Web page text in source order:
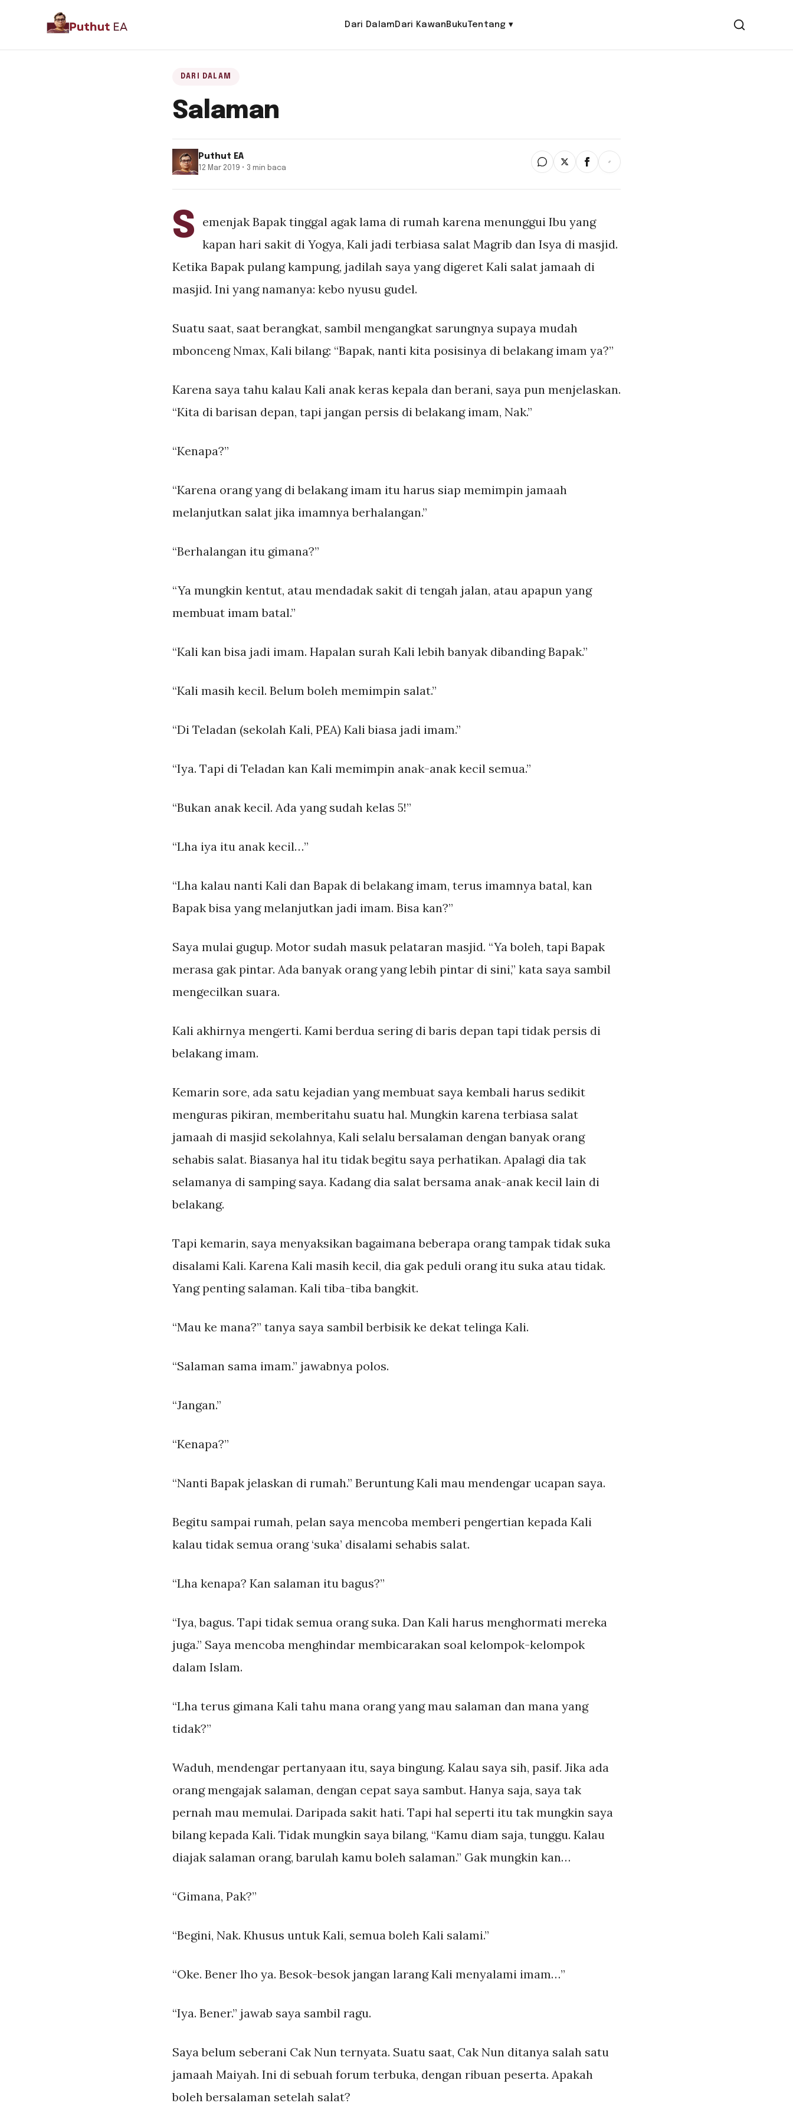
Dari DalamDari KawanBukuTentang▾
DARI DALAM
Salaman
Puthut EA
12 Mar 2019 • 3 min baca
S emenjak Bapak tinggal agak lama di rumah karena menunggui Ibu yang
kapan hari sakit di Yogya, Kali jadi terbiasa salat Magrib dan Isya di masjid.
Ketika Bapak pulang kampung, jadilah saya yang digeret Kali salat jamaah di
masjid. Ini yang namanya: kebo nyusu gudel.
Suatu saat, saat berangkat, sambil mengangkat sarungnya supaya mudah
mbonceng Nmax, Kali bilang: “Bapak, nanti kita posisinya di belakang imam ya?”
Karena saya tahu kalau Kali anak keras kepala dan berani, saya pun menjelaskan.
“Kita di barisan depan, tapi jangan persis di belakang imam, Nak.”
“Kenapa?”
“Karena orang yang di belakang imam itu harus siap memimpin jamaah
melanjutkan salat jika imamnya berhalangan.”
“Berhalangan itu gimana?”
“Ya mungkin kentut, atau mendadak sakit di tengah jalan, atau apapun yang
membuat imam batal.”
“Kali kan bisa jadi imam. Hapalan surah Kali lebih banyak dibanding Bapak.”
“Kali masih kecil. Belum boleh memimpin salat.”
“Di Teladan (sekolah Kali, PEA) Kali biasa jadi imam.”
“Iya. Tapi di Teladan kan Kali memimpin anak-anak kecil semua.”
“Bukan anak kecil. Ada yang sudah kelas 5!”
“Lha iya itu anak kecil…”
“Lha kalau nanti Kali dan Bapak di belakang imam, terus imamnya batal, kan
Bapak bisa yang melanjutkan jadi imam. Bisa kan?”
Saya mulai gugup. Motor sudah masuk pelataran masjid. “Ya boleh, tapi Bapak
merasa gak pintar. Ada banyak orang yang lebih pintar di sini,” kata saya sambil
mengecilkan suara.
Kali akhirnya mengerti. Kami berdua sering di baris depan tapi tidak persis di
belakang imam.
Kemarin sore, ada satu kejadian yang membuat saya kembali harus sedikit
menguras pikiran, memberitahu suatu hal. Mungkin karena terbiasa salat
jamaah di masjid sekolahnya, Kali selalu bersalaman dengan banyak orang
sehabis salat. Biasanya hal itu tidak begitu saya perhatikan. Apalagi dia tak
selamanya di samping saya. Kadang dia salat bersama anak-anak kecil lain di
belakang.
Tapi kemarin, saya menyaksikan bagaimana beberapa orang tampak tidak suka
disalami Kali. Karena Kali masih kecil, dia gak peduli orang itu suka atau tidak.
Yang penting salaman. Kali tiba-tiba bangkit.
“Mau ke mana?” tanya saya sambil berbisik ke dekat telinga Kali.
“Salaman sama imam.” jawabnya polos.
“Jangan.”
“Kenapa?”
“Nanti Bapak jelaskan di rumah.” Beruntung Kali mau mendengar ucapan saya.
Begitu sampai rumah, pelan saya mencoba memberi pengertian kepada Kali
kalau tidak semua orang ‘suka’ disalami sehabis salat.
“Lha kenapa? Kan salaman itu bagus?”
“Iya, bagus. Tapi tidak semua orang suka. Dan Kali harus menghormati mereka
juga.” Saya mencoba menghindar membicarakan soal kelompok-kelompok
dalam Islam.
“Lha terus gimana Kali tahu mana orang yang mau salaman dan mana yang
tidak?”
Waduh, mendengar pertanyaan itu, saya bingung. Kalau saya sih, pasif. Jika ada
orang mengajak salaman, dengan cepat saya sambut. Hanya saja, saya tak
pernah mau memulai. Daripada sakit hati. Tapi hal seperti itu tak mungkin saya
bilang kepada Kali. Tidak mungkin saya bilang, “Kamu diam saja, tunggu. Kalau
diajak salaman orang, barulah kamu boleh salaman.” Gak mungkin kan…
“Gimana, Pak?”
“Begini, Nak. Khusus untuk Kali, semua boleh Kali salami.”
“Oke. Bener lho ya. Besok-besok jangan larang Kali menyalami imam…”
“Iya. Bener.” jawab saya sambil ragu.
Saya belum seberani Cak Nun ternyata. Suatu saat, Cak Nun ditanya salah satu
jamaah Maiyah. Ini di sebuah forum terbuka, dengan ribuan peserta. Apakah
boleh bersalaman setelah salat?